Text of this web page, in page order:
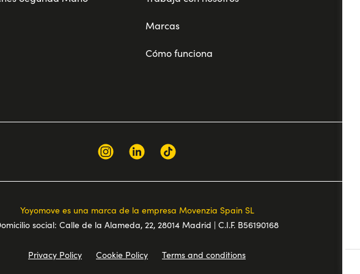
Marcas
Cómo funciona
Yoyomove es una marca de la empresa Movenzia Spain SL
social: Calle de la Alameda, 22, 28014 Madrid | C.I.F. B56190168
Privacy Policy Cookie Policy Terms and conditions